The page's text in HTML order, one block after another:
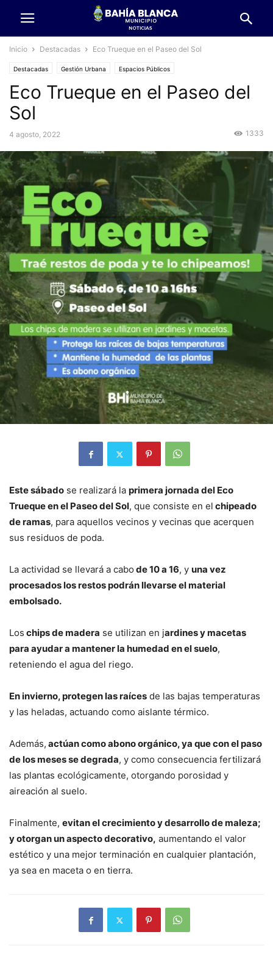
Inicio Destacadas Eco Trueque en el Paseo del Sol
Destacadas Gestión Urbana Espacios Públicos
Eco Trueque en el Paseo del
Sol
4 agosto, 2022 1333
Este sábado se realizará la primera jornada del Eco
Trueque en el Paseo del Sol, que consiste en el chipeado
de ramas, para aquellos vecinos y vecinas que acerquen
sus residuos de poda.
La actividad se llevará a cabo de 10 a 16, y una vez
procesados los restos podrán llevarse el material
embolsado.
Los chips de madera se utilizan en jardines y macetas
para ayudar a mantener la humedad en el suelo,
reteniendo el agua del riego.
En invierno, protegen las raíces de las bajas temperaturas
y las heladas, actuando como aislante térmico.
Además, actúan como abono orgánico, ya que con el paso
de los meses se degrada, y como consecuencia fertilizará
las plantas ecológicamente, otorgando porosidad y
aireación al suelo.
Finalmente, evitan el crecimiento y desarrollo de maleza;
y otorgan un aspecto decorativo, aumentando el valor
estético y una mejor terminación en cualquier plantación,
ya sea en maceta o en tierra.